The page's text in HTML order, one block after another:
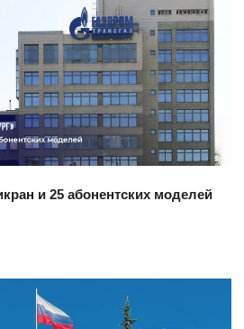
проект
и 25 абонентских моделей